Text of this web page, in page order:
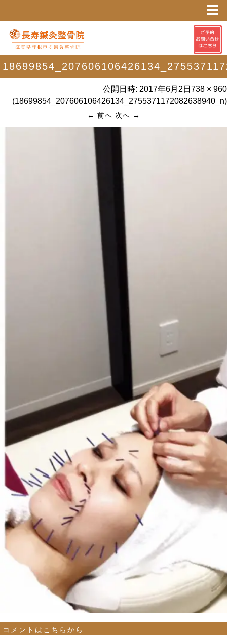
公開日時: 2017年6月2日 738 × 960
(18699854_207606106426134_2755371172082638940_n)
← 前へ 次へ →
コメントはこちらから